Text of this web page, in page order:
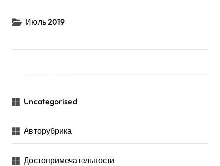
Июль 2019
Uncategorised
Авторубрика
Достопримечательности